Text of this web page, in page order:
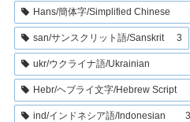
Hans/簡体字/Simplified Chinese
san/サンスクリット語/Sanskrit 3
ukr/ウクライナ語/Ukrainian
Hebr/ヘブライ文字/Hebrew Script
ind/インドネシア語/Indonesian 3